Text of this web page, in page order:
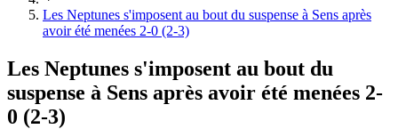
Les Neptunes s'imposent au bout du suspense à Sens après
avoir été menées 2-0 (2-3)
Les Neptunes s'imposent au bout du
suspense à Sens après avoir été menées 2-
0 (2-3)